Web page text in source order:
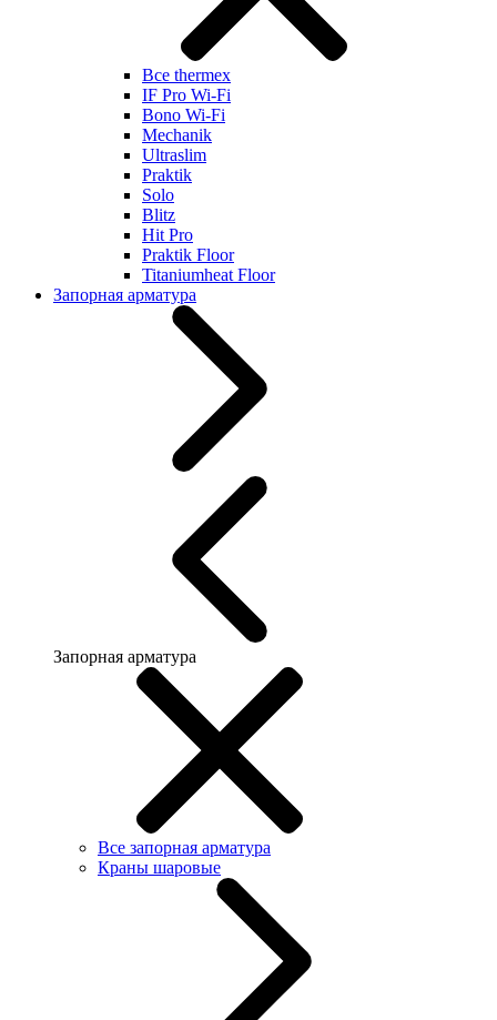
Все thermex
IF Pro Wi-Fi
Bono Wi-Fi
Mechanik
Ultraslim
Praktik
Solo
Blitz
Hit Pro
Praktik Floor
Titaniumheat Floor
Запорная арматура
Запорная арматура
Все запорная арматура
Краны шаровые